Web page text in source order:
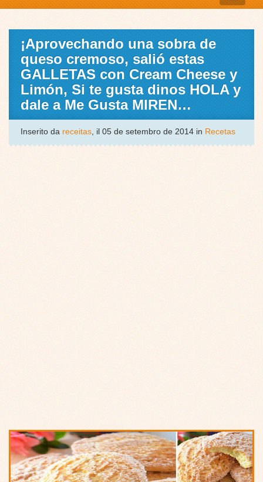
¡Aprovechando una sobra de
queso cremoso, salió estas
GALLETAS con Cream Cheese y
Limón, Si te gusta dinos HOLA y
dale a Me Gusta MIREN…
Inserito da receitas, il 05 de setembro de 2014 in Recetas